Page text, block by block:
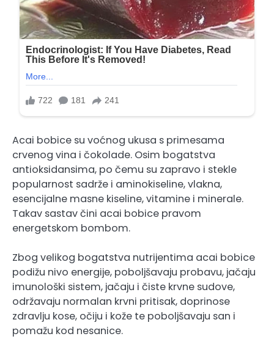
Acai bobice su voćnog ukusa s primesama
crvenog vina i čokolade. Osim bogatstva
antioksidansima, po čemu su zapravo i stekle
popularnost sadrže i aminokiseline, vlakna,
esencijalne masne kiseline, vitamine i minerale.
Takav sastav čini acai bobice pravom
energetskom bombom.
Zbog velikog bogatstva nutrijentima acai bobice
podižu nivo energije, poboljšavaju probavu, jačaju
imunološki sistem, jačaju i čiste krvne sudove,
održavaju normalan krvni pritisak, doprinose
zdravlju kose, očiju i kože te poboljšavaju san i
pomažu kod nesanice.